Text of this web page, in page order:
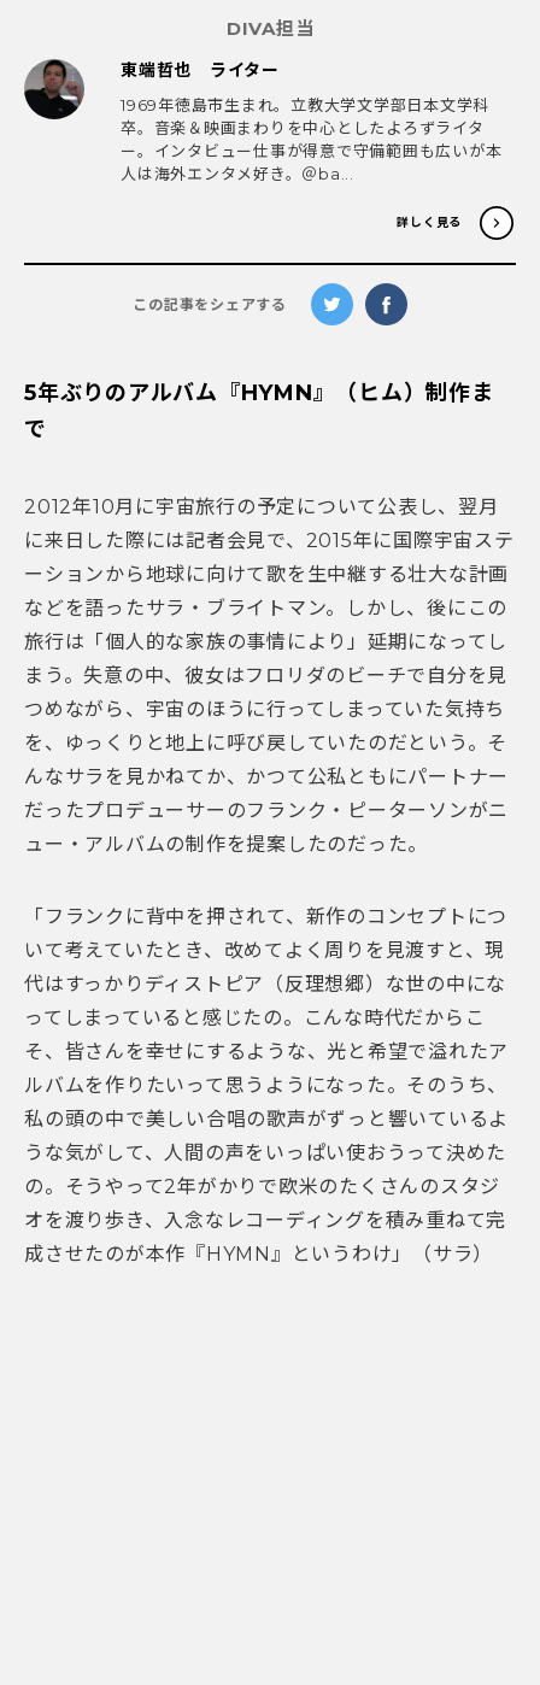
DIVA担当
東端哲也 ライター
1969年徳島市生まれ。立教大学文学部日本文学科
卒。音楽＆映画まわりを中心としたよろずライタ
ー。インタビュー仕事が得意で守備範囲も広いが本
人は海外エンタメ好き。＠ba...
詳しく見る
この記事をシェアする
5年ぶりのアルバム『HYMN』（ヒム）制作ま
で
2012年10月に宇宙旅行の予定について公表し、翌月
に来日した際には記者会見で、2015年に国際宇宙ステ
ーションから地球に向けて歌を生中継する壮大な計画
などを語ったサラ・ブライトマン。しかし、後にこの
旅行は「個人的な家族の事情により」延期になってし
まう。失意の中、彼女はフロリダのビーチで自分を見
つめながら、宇宙のほうに行ってしまっていた気持ち
を、ゆっくりと地上に呼び戻していたのだという。そ
んなサラを見かねてか、かつて公私ともにパートナー
だったプロデューサーのフランク・ピーターソンがニ
ュー・アルバムの制作を提案したのだった。
「フランクに背中を押されて、新作のコンセプトにつ
いて考えていたとき、改めてよく周りを見渡すと、現
代はすっかりディストピア（反理想郷）な世の中にな
ってしまっていると感じたの。こんな時代だからこ
そ、皆さんを幸せにするような、光と希望で溢れたア
ルバムを作りたいって思うようになった。そのうち、
私の頭の中で美しい合唱の歌声がずっと響いているよ
うな気がして、人間の声をいっぱい使おうって決めた
の。そうやって2年がかりで欧米のたくさんのスタジ
オを渡り歩き、入念なレコーディングを積み重ねて完
成させたのが本作『HYMN』というわけ」（サラ）